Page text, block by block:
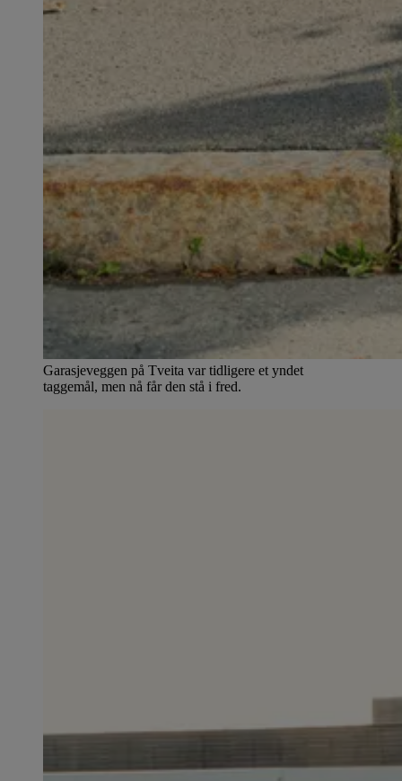
Garasjeveggen på Tveita var tidligere et yndet
taggemål, men nå får den stå i fred.